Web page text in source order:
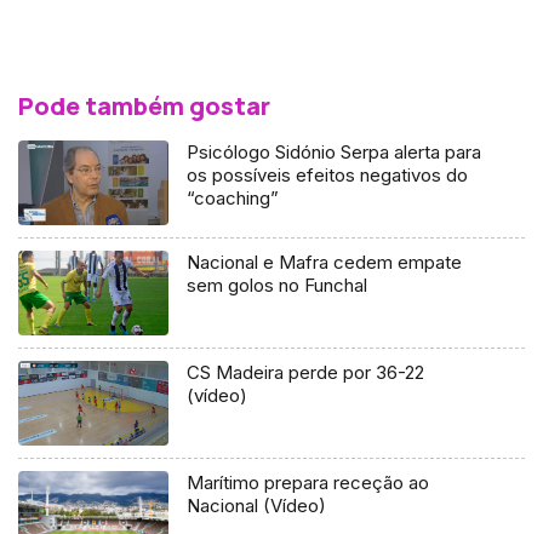
Pode também gostar
Psicólogo Sidónio Serpa alerta para
os possíveis efeitos negativos do
“coaching”
Nacional e Mafra cedem empate
sem golos no Funchal
CS Madeira perde por 36-22
(vídeo)
Marítimo prepara receção ao
Nacional (Vídeo)